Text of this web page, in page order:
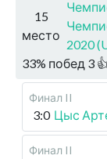
15
место
2020
33% побед 3
Финал II
3:0 Цыс
Финал II